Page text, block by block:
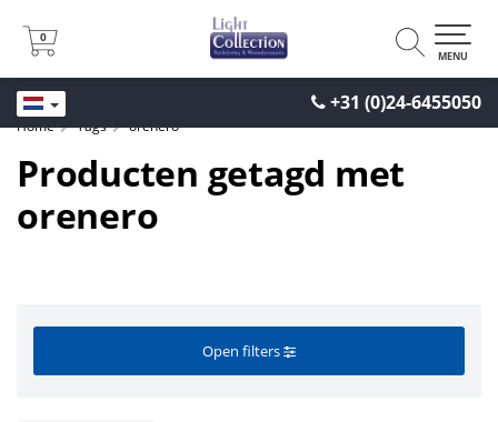
+31 (0)24-6455050
0
0
MENU
Home Tags orenero
Producten getagd met
orenero
Open filters